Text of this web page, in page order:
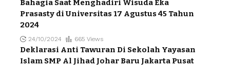
Bahagia Saat Menghadiri Wisuda Eka
Prasasty di Universitas 17 Agustus 45 Tahun
2024
24/10/2024 665 Views
Deklarasi Anti Tawuran Di Sekolah Yayasan
Islam SMP Al Jihad Johar Baru Jakarta Pusat